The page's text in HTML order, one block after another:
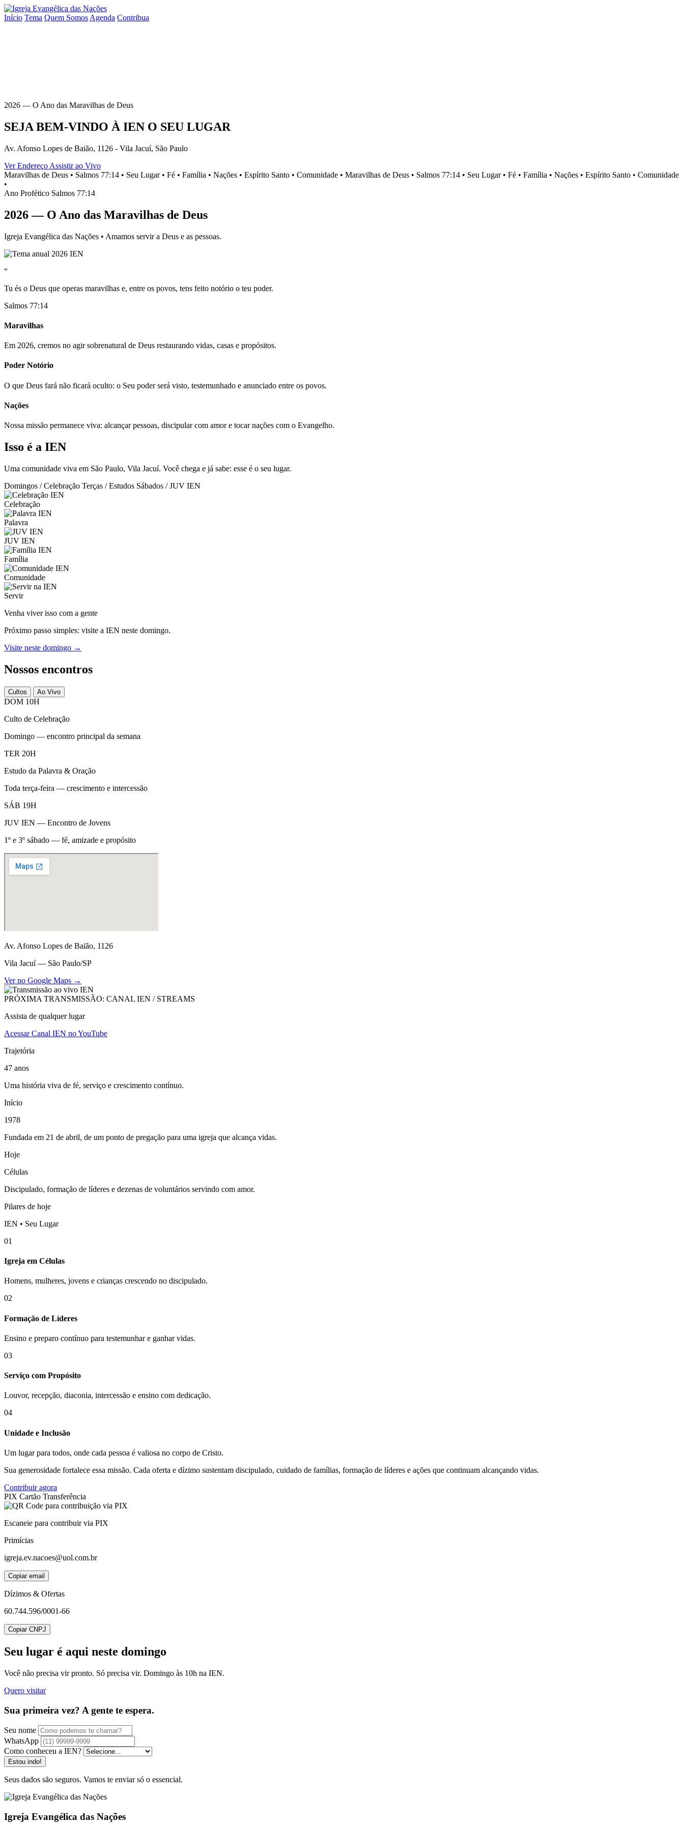
Início Tema Quem Somos Agenda Contribua
2026 — O Ano das Maravilhas de Deus
SEJA BEM-VINDO À IEN O SEU LUGAR
Av. Afonso Lopes de Baião, 1126 - Vila Jacuí, São Paulo
Ver Endereço Assistir ao Vivo
Maravilhas de Deus • Salmos 77:14 • Seu Lugar • Fé • Família • Nações • Espírito Santo • Comunidade • Maravilhas de Deus • Salmos 77:14 • Seu Lugar • Fé • Família • Nações • Espírito Santo • Comunidade
•
Ano Profético Salmos 77:14
2026 — O Ano das Maravilhas de Deus
Igreja Evangélica das Nações • Amamos servir a Deus e as pessoas.
“
Tu és o Deus que operas maravilhas e, entre os povos, tens feito notório o teu poder.
Salmos 77:14
Maravilhas
Em 2026, cremos no agir sobrenatural de Deus restaurando vidas, casas e propósitos.
Poder Notório
O que Deus fará não ficará oculto: o Seu poder será visto, testemunhado e anunciado entre os povos.
Nações
Nossa missão permanece viva: alcançar pessoas, discipular com amor e tocar nações com o Evangelho.
Isso é a IEN
Uma comunidade viva em São Paulo, Vila Jacuí. Você chega e já sabe: esse é o seu lugar.
Domingos / Celebração Terças / Estudos Sábados / JUV IEN
Celebração
Palavra
JUV IEN
Família
Comunidade
Servir
Venha viver isso com a gente
Próximo passo simples: visite a IEN neste domingo.
Visite neste domingo →
Nossos encontros
Cultos Ao Vivo
DOM 10H
Culto de Celebração
Domingo — encontro principal da semana
TER 20H
Estudo da Palavra & Oração
Toda terça-feira — crescimento e intercessão
SÁB 19H
JUV IEN — Encontro de Jovens
1º e 3º sábado — fé, amizade e propósito
Av. Afonso Lopes de Baião, 1126
Vila Jacuí — São Paulo/SP
Ver no Google Maps →
PRÓXIMA TRANSMISSÃO: CANAL IEN / STREAMS
Assista de qualquer lugar
Acessar Canal IEN no YouTube
Trajetória
47 anos
Uma história viva de fé, serviço e crescimento contínuo.
Início
1978
Fundada em 21 de abril, de um ponto de pregação para uma igreja que alcança vidas.
Hoje
Células
Discipulado, formação de líderes e dezenas de voluntários servindo com amor.
Pilares de hoje
IEN • Seu Lugar
01
Igreja em Células
Homens, mulheres, jovens e crianças crescendo no discipulado.
02
Formação de Líderes
Ensino e preparo contínuo para testemunhar e ganhar vidas.
03
Serviço com Propósito
Louvor, recepção, diaconia, intercessão e ensino com dedicação.
04
Unidade e Inclusão
Um lugar para todos, onde cada pessoa é valiosa no corpo de Cristo.
Sua generosidade fortalece essa missão. Cada oferta e dízimo sustentam discipulado, cuidado de famílias, formação de líderes e ações que continuam alcançando vidas.
Contribuir agora
PIX Cartão Transferência
Escaneie para contribuir via PIX
Primícias
igreja.ev.nacoes@uol.com.br
Copiar email
Dízimos & Ofertas
60.744.596/0001-66
Copiar CNPJ
Seu lugar é aqui neste domingo
Você não precisa vir pronto. Só precisa vir. Domingo às 10h na IEN.
Quero visitar
Sua primeira vez? A gente te espera.
Seu nome
WhatsApp
Como conheceu a IEN?
Estou indo!
Seus dados são seguros. Vamos te enviar só o essencial.
Igreja Evangélica das Nações